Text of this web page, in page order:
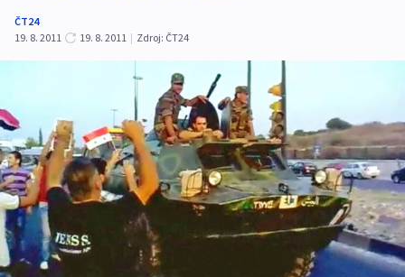
ČT24
19. 8. 2011
19. 8. 2011 | Zdroj: ČT24